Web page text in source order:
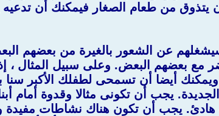
يتذوق من طعام الصغار فيمكنك أن
عن الشعور بالغيرة من بعضهم
مع بعضهم البعض. وعلى سبيل المثال ،
أيضا أن تسمحى لطفلك الأكبر سنا
يجب أن تكونى مثالا وقدوة أمام
يجب أن تكون هناك نشاطات مفيدة